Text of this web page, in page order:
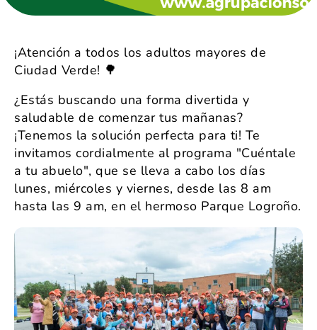
¡Atención a todos los adultos mayores de
Ciudad Verde! 🌳
¿Estás buscando una forma divertida y
saludable de comenzar tus mañanas?
¡Tenemos la solución perfecta para ti! Te
invitamos cordialmente al programa "Cuéntale
a tu abuelo", que se lleva a cabo los días
lunes, miércoles y viernes, desde las 8 am
hasta las 9 am, en el hermoso Parque Logroño.